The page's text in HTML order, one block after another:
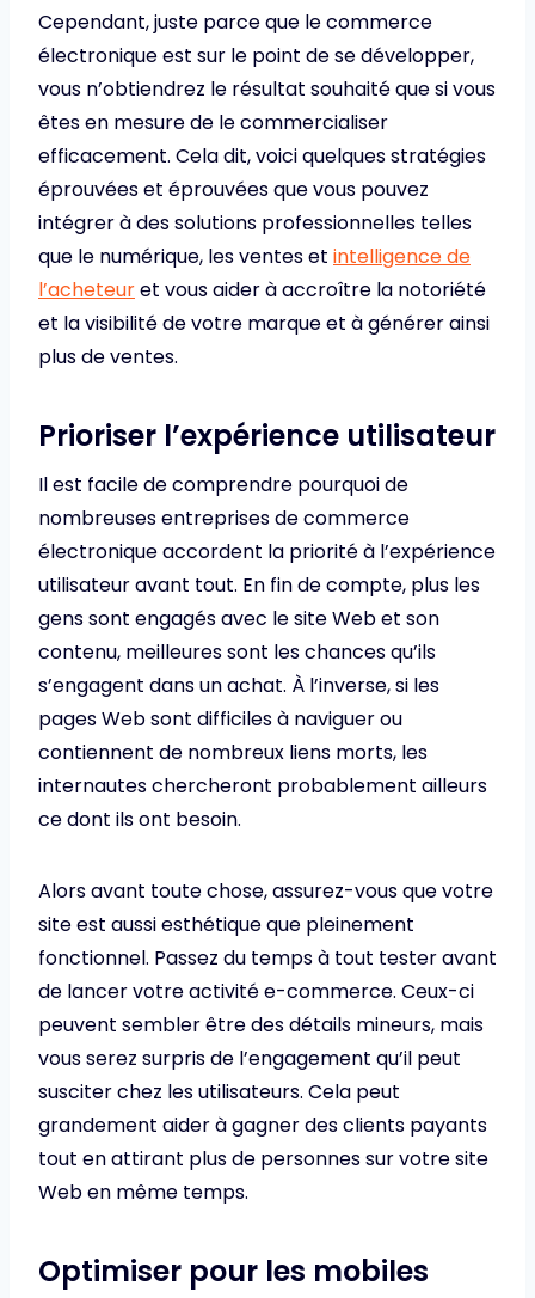
Cependant, juste parce que le commerce
électronique est sur le point de se développer,
vous n’obtiendrez le résultat souhaité que si vous
êtes en mesure de le commercialiser
efficacement. Cela dit, voici quelques stratégies
éprouvées et éprouvées que vous pouvez
intégrer à des solutions professionnelles telles
que le numérique, les ventes et intelligence de
l’acheteuret vous aider à accroître la notoriété
et la visibilité de votre marque et à générer ainsi
plus de ventes.
Prioriser l’expérience utilisateur
Il est facile de comprendre pourquoi de
nombreuses entreprises de commerce
électronique accordent la priorité à l’expérience
utilisateur avant tout. En fin de compte, plus les
gens sont engagés avec le site Web et son
contenu, meilleures sont les chances qu’ils
s’engagent dans un achat. À l’inverse, si les
pages Web sont difficiles à naviguer ou
contiennent de nombreux liens morts, les
internautes chercheront probablement ailleurs
ce dont ils ont besoin.
Alors avant toute chose, assurez-vous que votre
site est aussi esthétique que pleinement
fonctionnel. Passez du temps à tout tester avant
de lancer votre activité e-commerce. Ceux-ci
peuvent sembler être des détails mineurs, mais
vous serez surpris de l’engagement qu’il peut
susciter chez les utilisateurs. Cela peut
grandement aider à gagner des clients payants
tout en attirant plus de personnes sur votre site
Web en même temps.
Optimiser pour les mobiles